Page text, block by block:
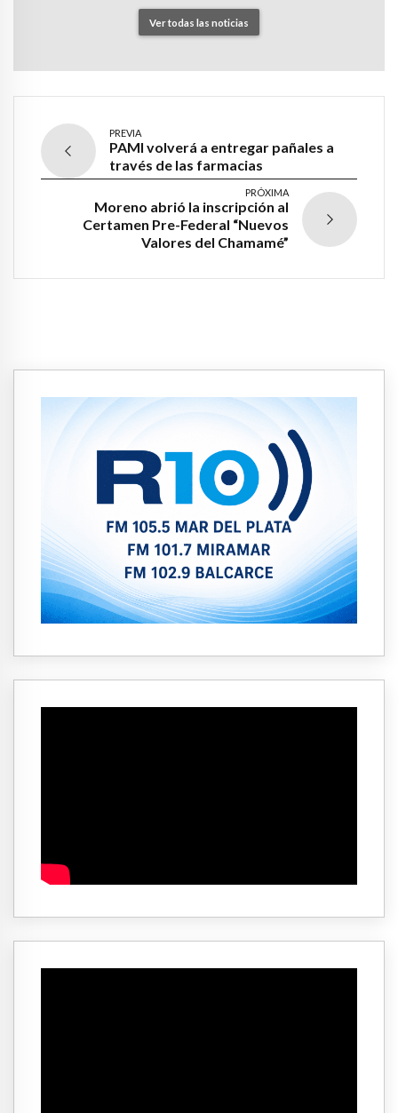
Ver todas las noticias
PREVIA
PAMI volverá a entregar pañales a
través de las farmacias
PRÓXIMA
Moreno abrió la inscripción al
Certamen Pre-Federal “Nuevos
Valores del Chamamé”